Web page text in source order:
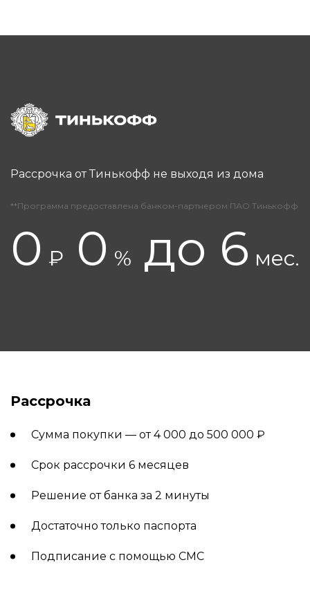
Рассрочка от Тинькофф не выходя из дома
**Программа предоставлена банком-партнером ПАО Тинькофф
0 ₽ 0 % до 6 мес.
Рассрочка
Сумма покупки — от 4 000 до 500 000 ₽
Срок рассрочки 6 месяцев
Решение от банка за 2 минуты
Достаточно только паспорта
Подписание с помощью СМС